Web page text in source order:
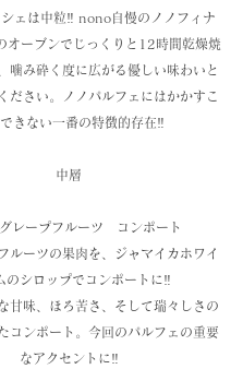
ェは中粒‼️ nono自慢のノノフィナ
オーブンでじっくりと12時間乾燥焼
噛み砕く度に広がる優しい味わいと
ださい。ノノパルフェにはかかすこ
きない一番の特徴的存在‼️
中層
レープフルーツ コンポート
ルーツの果肉を、ジャマイカホワイ
のシロップでコンポートに‼️
甘味、ほろ苦さ、そして瑞々しさの
コンポート。今回のパルフェの重要
なアクセントに‼️